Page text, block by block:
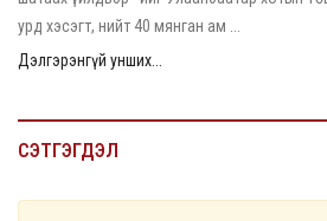
урд хэсэгт, нийт 40 мянган ам ...
Дэлгэрэнгүй унших...
СЭТГЭГДЭЛ